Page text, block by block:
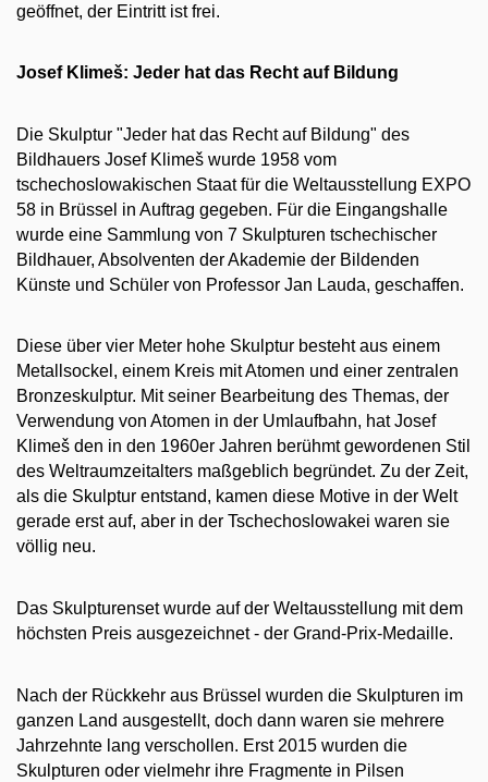
geöffnet, der Eintritt ist frei.
Josef Klimeš: Jeder hat das Recht auf Bildung
Die Skulptur "Jeder hat das Recht auf Bildung" des
Bildhauers Josef Klimeš wurde 1958 vom
tschechoslowakischen Staat für die Weltausstellung EXPO
58 in Brüssel in Auftrag gegeben. Für die Eingangshalle
wurde eine Sammlung von 7 Skulpturen tschechischer
Bildhauer, Absolventen der Akademie der Bildenden
Künste und Schüler von Professor Jan Lauda, geschaffen.
Diese über vier Meter hohe Skulptur besteht aus einem
Metallsockel, einem Kreis mit Atomen und einer zentralen
Bronzeskulptur. Mit seiner Bearbeitung des Themas, der
Verwendung von Atomen in der Umlaufbahn, hat Josef
Klimeš den in den 1960er Jahren berühmt gewordenen Stil
des Weltraumzeitalters maßgeblich begründet. Zu der Zeit,
als die Skulptur entstand, kamen diese Motive in der Welt
gerade erst auf, aber in der Tschechoslowakei waren sie
völlig neu.
Das Skulpturenset wurde auf der Weltausstellung mit dem
höchsten Preis ausgezeichnet - der Grand-Prix-Medaille.
Nach der Rückkehr aus Brüssel wurden die Skulpturen im
ganzen Land ausgestellt, doch dann waren sie mehrere
Jahrzehnte lang verschollen. Erst 2015 wurden die
Skulpturen oder vielmehr ihre Fragmente in Pilsen